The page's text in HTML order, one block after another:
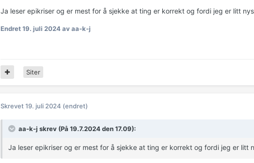
Ja leser epikriser og er mest for å sjekke at ting er korrekt og fordi jeg er litt
Endret19. juli 2024av aa-k-j
Siter
Skrevet19. juli 2024 (endret)
aa-k-j skrev (På 19.7.2024 den 17.09):
Ja leser epikriser og er mest for å sjekke at ting er korrekt og fordi jeg er litt